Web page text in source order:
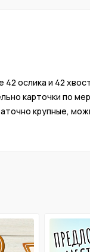
ослика и 42
карточки по
крупные,